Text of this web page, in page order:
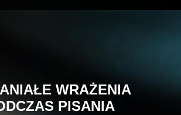
WRAŻENIA
PISANIA